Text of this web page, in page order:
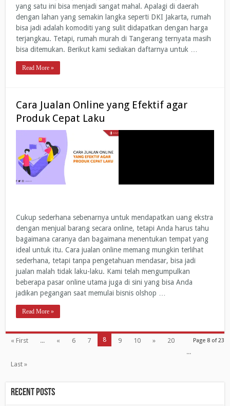
yang satu ini bisa menjadi sangat mahal. Apalagi di daerah
dengan lahan yang semakin langka seperti DKI Jakarta, rumah
bisa jadi adalah komoditi yang sulit didapatkan dengan harga
terjangkau. Tetapi, rumah murah di Tangerang ternyata masih
bisa ditemukan. Berikut kami sediakan daftarnya untuk …
Read More »
Cara Jualan Online yang Efektif agar
Produk Cepat Laku
Cukup sederhana sebenarnya untuk mendapatkan uang ekstra
dengan menjual barang secara online, tetapi Anda harus tahu
bagaimana caranya dan bagaimana menentukan tempat yang
ideal untuk itu. Cara jualan online memang mungkin terlihat
sederhana, tetapi tanpa pengetahuan mendasar, bisa jadi
jualan malah tidak laku-laku. Kami telah mengumpulkan
beberapa pasar online utama juga di sini yang bisa Anda
jadikan pegangan saat memulai bisnis olshop …
Read More »
Page 8 of 23
« First ... « 6 7 8 9 10 »
20
...
Last »
Recent Posts